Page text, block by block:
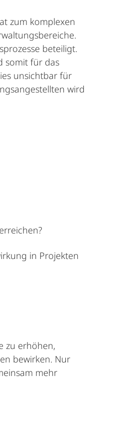
zum komplexen
beteiligt.
somit für das
unsichtbar für
wird
in Projekten
zu erhöhen,
bewirken. Nur
mehr